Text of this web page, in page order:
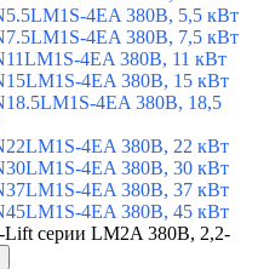
4EA 380В, 5,5 кВт
4EA 380В, 7,5 кВт
4EA 380В, 11 кВт
4EA 380В, 15 кВт
4EA 380В, 18,5
4EA 380В, 22 кВт
4EA 380В, 30 кВт
4EA 380В, 37 кВт
4EA 380В, 45 кВт
серии LM2A 380В, 2,2-